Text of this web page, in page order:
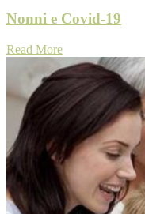
Nonni e Covid-19
Read More